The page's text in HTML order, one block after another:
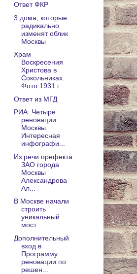
Ответ ФКР
3 дома, которые
радикально
изменят облик
Москвы
Храм
Воскресения
Христова в
Сокольниках.
Фото 1931 г.
Ответ из МГД
РИА: Четыре
реновации
Москвы.
Интересная
инфографи...
Из речи префекта
ЗАО города
Москвы
Александрова
Ал...
В Москве начали
строить
уникальный
мост
Дополнительный
вход в
Программу
реновации по
решен...